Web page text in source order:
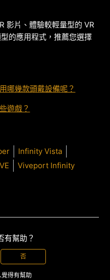
影片、體驗較輕量型的 VR
的應用程式，推薦您選擇
哪幾款頭戴設備呢？
遊戲？
Infinity Vista
Viveport Infinity
有幫助？
否
得有幫助